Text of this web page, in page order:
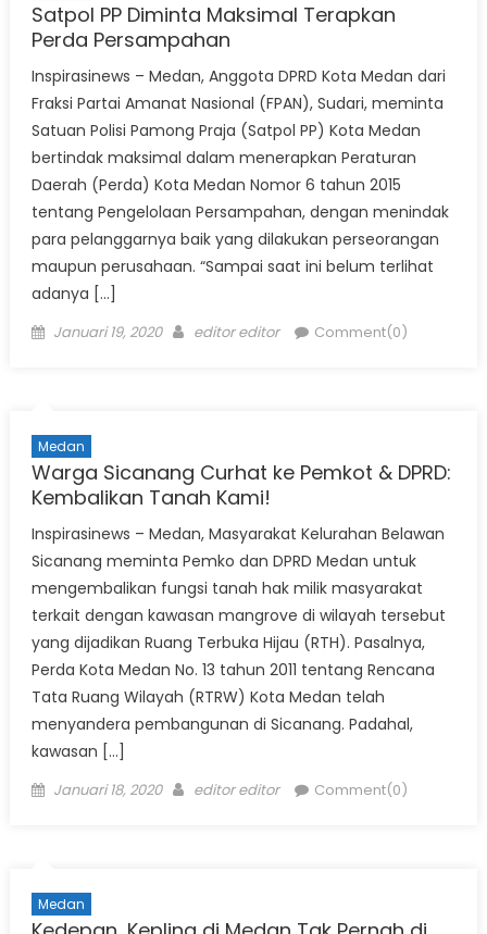
Satpol PP Diminta Maksimal Terapkan
Perda Persampahan
Inspirasinews – Medan, Anggota DPRD Kota Medan dari
Fraksi Partai Amanat Nasional (FPAN), Sudari, meminta
Satuan Polisi Pamong Praja (Satpol PP) Kota Medan
bertindak maksimal dalam menerapkan Peraturan
Daerah (Perda) Kota Medan Nomor 6 tahun 2015
tentang Pengelolaan Persampahan, dengan menindak
para pelanggarnya baik yang dilakukan perseorangan
maupun perusahaan. “Sampai saat ini belum terlihat
adanya […]
Posted
Januari 19, 2020 Author
editor editor Comment(0)
Medan
Warga Sicanang Curhat ke Pemkot & DPRD:
Kembalikan Tanah Kami!
Inspirasinews – Medan, Masyarakat Kelurahan Belawan
Sicanang meminta Pemko dan DPRD Medan untuk
mengembalikan fungsi tanah hak milik masyarakat
terkait dengan kawasan mangrove di wilayah tersebut
yang dijadikan Ruang Terbuka Hijau (RTH). Pasalnya,
Perda Kota Medan No. 13 tahun 2011 tentang Rencana
Tata Ruang Wilayah (RTRW) Kota Medan telah
menyandera pembangunan di Sicanang. Padahal,
kawasan […]
Posted
Januari 18, 2020 Author
editor editor Comment(0)
Medan